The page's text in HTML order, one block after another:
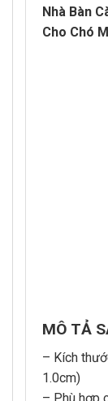
Nhà Bàn
Cho Chó
MÔ TẢ
– Kích
1.0cm)
– Phù hợp